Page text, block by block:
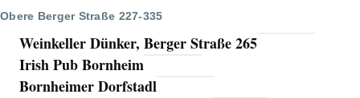
Obere Berger Straße 227-335
Weinkeller Dünker, Berger Straße 265
Irish Pub Bornheim
Bornheimer Dorfstadl